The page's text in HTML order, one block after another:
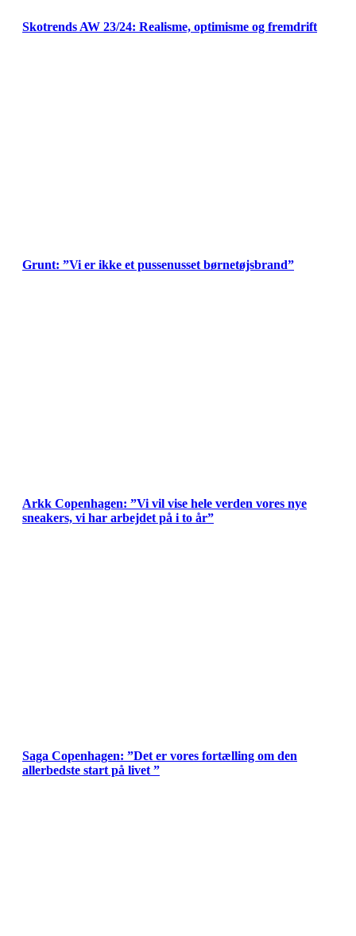
Skotrends AW 23/24: Realisme, optimisme og fremdrift
Grunt: ”Vi er ikke et pussenusset børnetøjsbrand”
Arkk Copenhagen: ”Vi vil vise hele verden vores nye
sneakers, vi har arbejdet på i to år”
Saga Copenhagen: ”Det er vores fortælling om den
allerbedste start på livet ”